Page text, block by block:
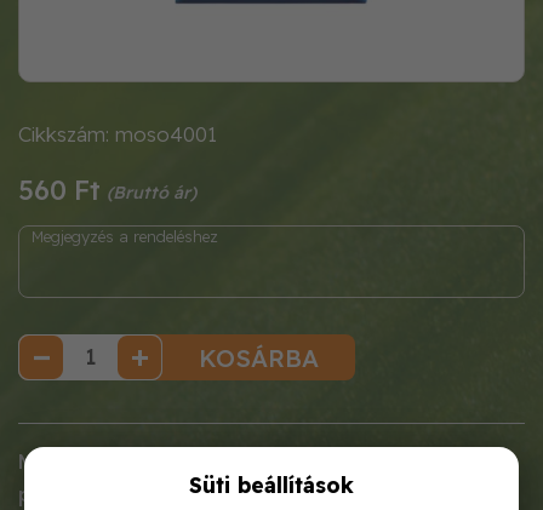
Cikkszám: moso4001
560 Ft
KOSÁRBA
Mosószóda (Nátriumkarbonát – Na
por, vagy granulátumSüti beállítások